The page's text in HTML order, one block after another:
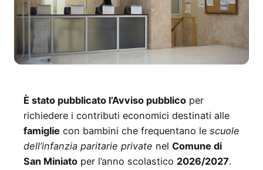
È stato pubblicato l’Avviso pubblico per
richiedere i contributi economici destinati alle
famiglie con bambini che frequentano le scuole
dell’infanzia paritarie private nel Comune di
San Miniato per l’anno scolastico 2026/2027.